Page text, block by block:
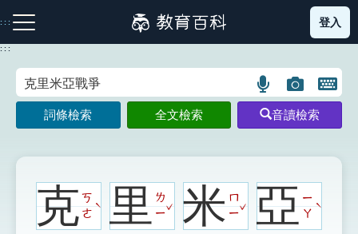
到
主
:::
注音索引圖示 筆畫索引圖示 部首索引表圖示
登入
:::
語
言
搜
示
圖
片
搜
示
開
鍵
圖
詞條檢索 全文檢索 音讀檢索
克ㄎ
ㄜ
ˋ 里ㄌ
ㄧ
ˇ米ㄇ
ㄧ
ˇ亞ㄧ
ㄚ
ˋ